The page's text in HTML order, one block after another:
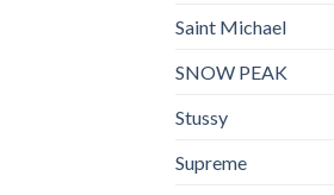
Saint Michael
SNOW PEAK
Stussy
Supreme